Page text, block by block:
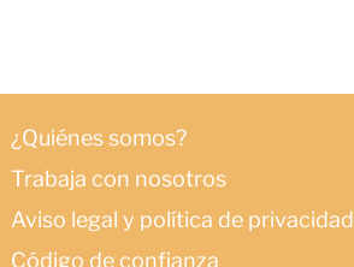
¿Quiénes somos?
Trabaja con nosotros
Aviso legal y política de privacidad
Código de confianza